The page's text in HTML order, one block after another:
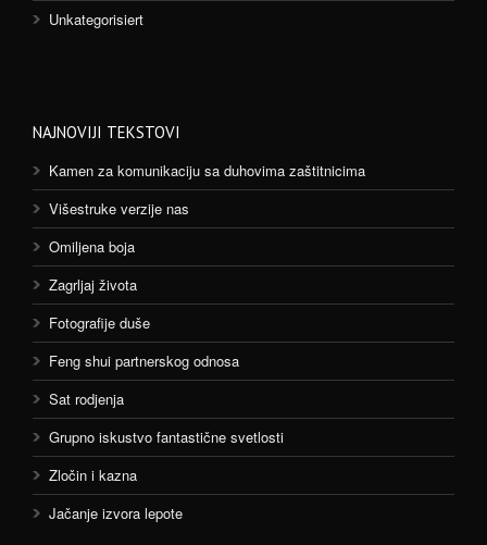
Unkategorisiert
NAJNOVIJI TEKSTOVI
Kamen za komunikaciju sa duhovima zaštitnicima
Višestruke verzije nas
Omiljena boja
Zagrljaj života
Fotografije duše
Feng shui partnerskog odnosa
Sat rodjenja
Grupno iskustvo fantastične svetlosti
Zločin i kazna
Jačanje izvora lepote